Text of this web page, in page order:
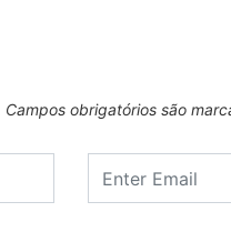
Campos obrigatórios são